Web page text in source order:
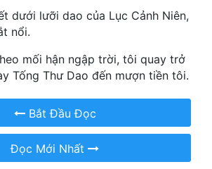
dưới lưỡi dao của Lục Cảnh Niên,
nổi.
mối hận ngập trời, tôi quay trở
Tống Thư Dao đến mượn tiền tôi.
Bắt Đầu Đọc
Đọc Mới Nhất